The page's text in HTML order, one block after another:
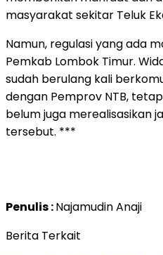
masyarakat sekitar Teluk
Namun, regulasi yang ada
Pemkab Lombok Timur.
sudah berulang kali
dengan Pemprov NTB,
belum juga merealisasikan
tersebut. ***
Penulis :Najamudin Anaji
Berita Terkait